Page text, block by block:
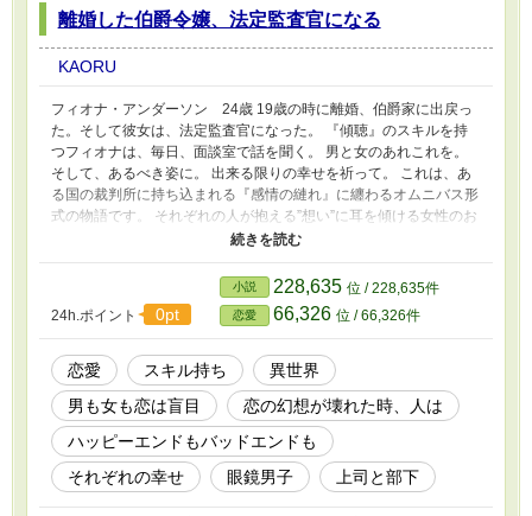
離婚した伯爵令嬢、法定監査官になる
KAORU
フィオナ・アンダーソン 24歳 19歳の時に離婚、伯爵家に出戻っ
た。そして彼女は、法定監査官になった。 『傾聴』のスキルを持
つフィオナは、毎日、面談室で話を聞く。 男と女のあれこれを。
そして、あるべき姿に。 出来る限りの幸せを祈って。 これは、あ
る国の裁判所に持ち込まれる『感情の縺れ』に纏わるオムニバス形
式の物語です。 それぞれの人が抱える”想い”に耳を傾ける女性のお
話です。 ※不定期更新です。書きながら更新します。 ※見切り発
らごめんなさい。 ※裁判所のお話ですが、どちらかというと人間
模様を描く予定なので、小難しい法律などは出てこない予定です。
※作者の妄想の産物です。 ※頭の中にあるものを言語化していま
す。神様ではないので、「創造」することはできません。 ※小心
者ゆえ、感想欄は閉じております。誹謗中傷・盗作嫌疑等の攻撃は
お断りしております。 ※誤字脱字やつじつまの合わない部分は後
からこっそり修正致します。
24h.ポイント 0pt
小説 228,635 位 / 228,635件
恋愛 66,326 位 / 66,326件
恋愛 スキル持ち
異世界
男も女も恋は盲目
恋の幻想が壊れた時、人は
ハッピーエンドもバッドエンドも
それぞれの幸せ
眼鏡男子 上司と部下